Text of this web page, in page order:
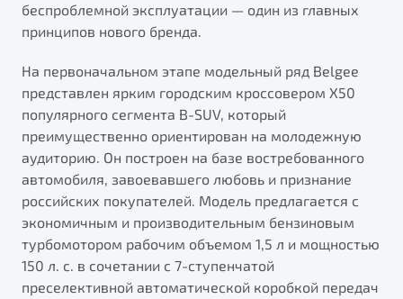
беспроблемной эксплуатации — один из главных
принципов нового бренда.
На первоначальном этапе модельный ряд Belgee
представлен ярким городским кроссовером X50
популярного сегмента B-SUV, который
преимущественно ориентирован на молодежную
аудиторию. Он построен на базе востребованного
автомобиля, завоевавшего любовь и признание
российских покупателей. Модель предлагается с
экономичным и производительным бензиновым
турбомотором рабочим объемом 1,5 л и мощностью
150 л. с. в сочетании с 7-ступенчатой
преселективной автоматической коробкой передач